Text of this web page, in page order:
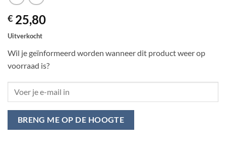
€ 25,80
Uitverkocht
Wil je geïnformeerd worden wanneer dit product weer op
voorraad is?
BRENG ME OP DE HOOGTE